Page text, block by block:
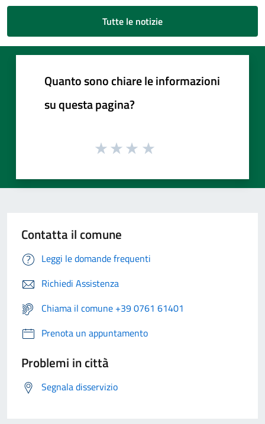
Tutte le notizie
Quanto sono chiare le informazioni
su questa pagina?
Contatta il comune
Leggi le domande frequenti
Richiedi Assistenza
Chiama il comune +39 0761 61401
Prenota un appuntamento
Problemi in città
Segnala disservizio